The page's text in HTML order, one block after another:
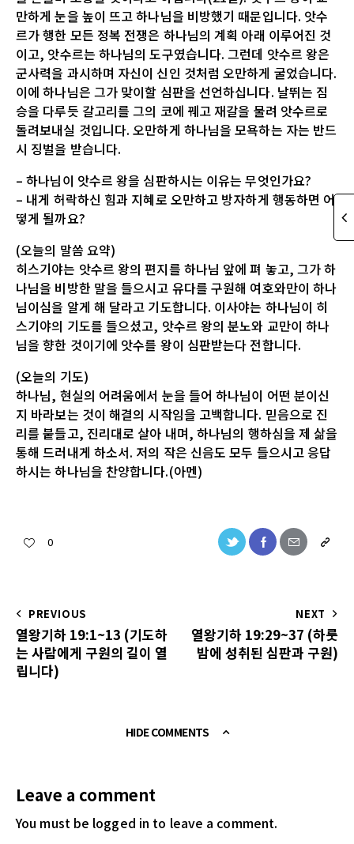
만하게 눈을 높이 뜨고 하나님을 비방했기 때문입니다. 앗수
르가 행한 모든 정복 전쟁은 하나님의 계획 아래 이루어진 것
이고, 앗수르는 하나님의 도구였습니다. 그런데 앗수르 왕은
군사력을 과시하며 자신이 신인 것처럼 오만하게 굴었습니다.
이에 하나님은 그가 맞이할 심판을 선언하십니다. 날뛰는 짐
승을 다루듯 갈고리를 그의 코에 꿰고 재갈을 물려 앗수르로
돌려보내실 것입니다. 오만하게 하나님을 모욕하는 자는 반드
시 징벌을 받습니다.
– 하나님이 앗수르 왕을 심판하시는 이유는 무엇인가요?
– 내게 허락하신 힘과 지혜로 오만하고 방자하게 행동하면 어
떻게 될까요?
(오늘의 말씀 요약)
히스기야는 앗수르 왕의 편지를 하나님 앞에 펴 놓고, 그가 하
나님을 비방한 말을 들으시고 유다를 구원해 여호와만이 하나
님이심을 알게 해 달라고 기도합니다. 이사야는 하나님이 히
스기야의 기도를 들으셨고, 앗수르 왕의 분노와 교만이 하나
님을 향한 것이기에 앗수를 왕이 심판받는다 전합니다.
(오늘의 기도)
하나님, 현실의 어려움에서 눈을 들어 하나님이 어떤 분이신
지 바라보는 것이 해결의 시작임을 고백합니다. 믿음으로 진
리를 붙들고, 진리대로 살아 내며, 하나님의 행하심을 제 삶을
통해 드러내게 하소서. 저의 작은 신음도 모두 들으시고 응답
하시는 하나님을 찬양합니다.(아멘)
0
PREVIOUS
열왕기하 19:1~13 (기도하
는 사람에게 구원의 길이 열
립니다)
NEXT
열왕기하 19:29~37 (하룻
밤에 성취된 심판과 구원)
HIDE COMMENTS
Leave a comment
You must be logged in to leave a comment.